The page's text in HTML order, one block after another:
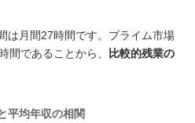
は月間27時間です。プライム市場
間であることから、
比較的残業の